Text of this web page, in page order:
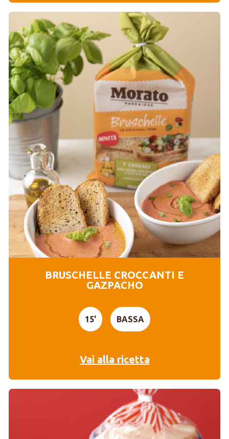
BRUSCHELLE CROCCANTI E
GAZPACHO
15' BASSA
Vai alla ricetta